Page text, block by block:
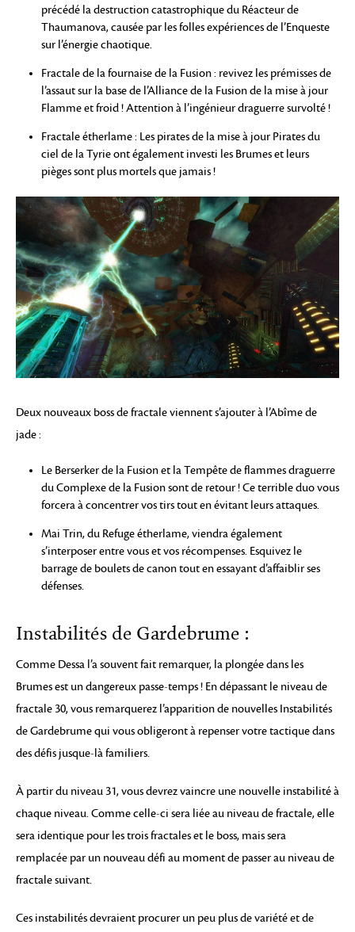
précédé la destruction catastrophique du Réacteur de
Thaumanova, causée par les folles expériences de l’Enqueste
sur l’énergie chaotique.
Fractale de la fournaise de la Fusion : revivez les prémisses de
l’assaut sur la base de l’Alliance de la Fusion de la mise à jour
Flamme et froid ! Attention à l’ingénieur draguerre survolté !
Fractale étherlame : Les pirates de la mise à jour Pirates du
ciel de la Tyrie ont également investi les Brumes et leurs
pièges sont plus mortels que jamais !
Deux nouveaux boss de fractale viennent s’ajouter à l’Abîme de
jade :
Le Berserker de la Fusion et la Tempête de flammes draguerre
du Complexe de la Fusion sont de retour ! Ce terrible duo vous
forcera à concentrer vos tirs tout en évitant leurs attaques.
Mai Trin, du Refuge étherlame, viendra également
s’interposer entre vous et vos récompenses. Esquivez le
barrage de boulets de canon tout en essayant d’affaiblir ses
défenses.
Instabilités de Gardebrume :
Comme Dessa l’a souvent fait remarquer, la plongée dans les
Brumes est un dangereux passe-temps ! En dépassant le niveau de
fractale 30, vous remarquerez l’apparition de nouvelles Instabilités
de Gardebrume qui vous obligeront à repenser votre tactique dans
des défis jusque-là familiers.
À partir du niveau 31, vous devrez vaincre une nouvelle instabilité à
chaque niveau. Comme celle-ci sera liée au niveau de fractale, elle
sera identique pour les trois fractales et le boss, mais sera
remplacée par un nouveau défi au moment de passer au niveau de
fractale suivant.
Ces instabilités devraient procurer un peu plus de variété et de